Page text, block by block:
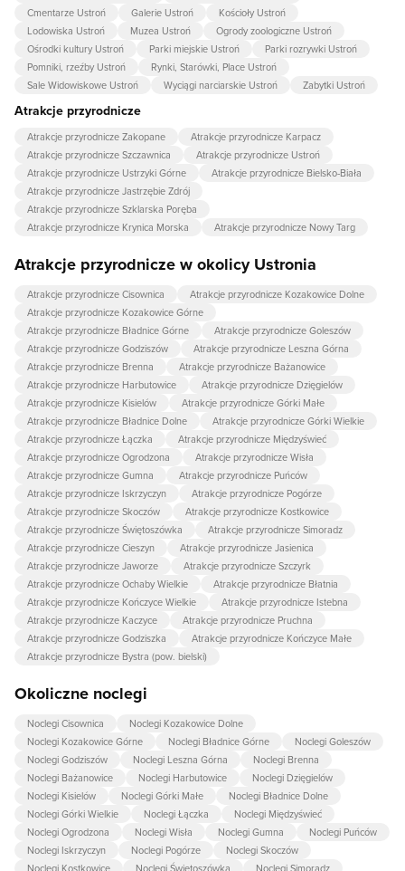
Cmentarze Ustroń
Galerie Ustroń
Kościoły Ustroń
Lodowiska Ustroń
Muzea Ustroń
Ogrody zoologiczne Ustroń
Ośrodki kultury Ustroń
Parki miejskie Ustroń
Parki rozrywki Ustroń
Pomniki, rzeźby Ustroń
Rynki, Starówki, Place Ustroń
Sale Widowiskowe Ustroń
Wyciągi narciarskie Ustroń Zabytki Ustroń
Atrakcje przyrodnicze
Atrakcje przyrodnicze Zakopane
Atrakcje przyrodnicze Karpacz
Atrakcje przyrodnicze Szczawnica
Atrakcje przyrodnicze Ustroń
Atrakcje przyrodnicze Ustrzyki Górne
Atrakcje przyrodnicze Bielsko-Biała
Atrakcje przyrodnicze Jastrzębie Zdrój
Atrakcje przyrodnicze Szklarska Poręba
Atrakcje przyrodnicze Krynica Morska
Atrakcje przyrodnicze Nowy Targ
Atrakcje przyrodnicze w okolicy Ustronia
Atrakcje przyrodnicze Cisownica
Atrakcje przyrodnicze Kozakowice Dolne
Atrakcje przyrodnicze Kozakowice Górne
Atrakcje przyrodnicze Bładnice Górne
Atrakcje przyrodnicze Goleszów
Atrakcje przyrodnicze Godziszów
Atrakcje przyrodnicze Leszna Górna
Atrakcje przyrodnicze Brenna
Atrakcje przyrodnicze Bażanowice
Atrakcje przyrodnicze Harbutowice
Atrakcje przyrodnicze Dzięgielów
Atrakcje przyrodnicze Kisielów
Atrakcje przyrodnicze Górki Małe
Atrakcje przyrodnicze Bładnice Dolne
Atrakcje przyrodnicze Górki Wielkie
Atrakcje przyrodnicze Łączka
Atrakcje przyrodnicze Międzyświeć
Atrakcje przyrodnicze Ogrodzona
Atrakcje przyrodnicze Wisła
Atrakcje przyrodnicze Gumna
Atrakcje przyrodnicze Puńców
Atrakcje przyrodnicze Iskrzyczyn
Atrakcje przyrodnicze Pogórze
Atrakcje przyrodnicze Skoczów
Atrakcje przyrodnicze Kostkowice
Atrakcje przyrodnicze Świętoszówka
Atrakcje przyrodnicze Simoradz
Atrakcje przyrodnicze Cieszyn
Atrakcje przyrodnicze Jasienica
Atrakcje przyrodnicze Jaworze
Atrakcje przyrodnicze Szczyrk
Atrakcje przyrodnicze Ochaby Wielkie
Atrakcje przyrodnicze Błatnia
Atrakcje przyrodnicze Kończyce Wielkie
Atrakcje przyrodnicze Istebna
Atrakcje przyrodnicze Kaczyce
Atrakcje przyrodnicze Pruchna
Atrakcje przyrodnicze Godziszka
Atrakcje przyrodnicze Kończyce Małe
Atrakcje przyrodnicze Bystra (pow. bielski)
Okoliczne noclegi
Noclegi Cisownica
Noclegi Kozakowice Dolne
Noclegi Kozakowice Górne
Noclegi Bładnice Górne
Noclegi Goleszów
Noclegi Godziszów
Noclegi Leszna Górna
Noclegi Brenna
Noclegi Bażanowice
Noclegi Harbutowice
Noclegi Dzięgielów
Noclegi Kisielów
Noclegi Górki Małe
Noclegi Bładnice Dolne
Noclegi Górki Wielkie
Noclegi Łączka
Noclegi Międzyświeć
Noclegi Ogrodzona
Noclegi Wisła Noclegi Gumna
Noclegi Puńców
Noclegi Iskrzyczyn
Noclegi Pogórze
Noclegi Skoczów